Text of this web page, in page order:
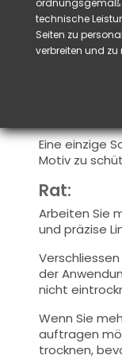
verschiebt
7. Motiv
Eine einzige
Motiv zu
Rat:
Arbeiten Sie
und präzise
der
nicht
Wenn Sie
auftragen
trocknen,
technische
Seiten zu
verbreiten und zu